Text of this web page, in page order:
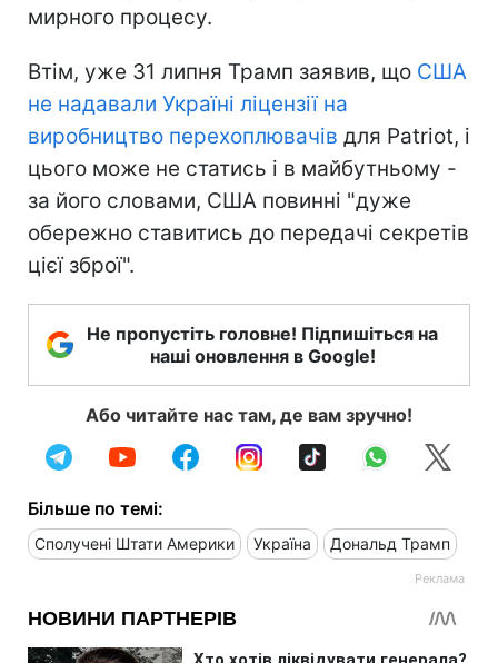
мирного процесу.
Втім, уже 31 липня Трамп заявив, що США
не надавали Україні ліцензії на
виробництво перехоплювачів для Patriot, і
цього може не статись і в майбутньому -
за його словами, США повинні "дуже
обережно ставитись до передачі секретів
цієї зброї".
Не пропустіть головне! Підпишіться на
наші оновлення в Google!
Або читайте нас там, де вам зручно!
Більше по темі:
Сполучені Штати Америки Україна Дональд Трамп